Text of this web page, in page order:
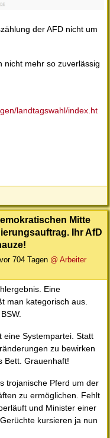
der AFD nicht um
nicht mehr so zuverlässig
landtagswahl/index.ht
Mitte
Ihr AfD
vor 704 Tagen @ Arbeiter
Eine
man kategorisch aus.
eine Systempartei. Statt
zu bewirken
Bett. Grauenhaft!
trojanische Pferd um der
zu ermöglichen. Fehlt
und Minister einer
kursieren ja nun